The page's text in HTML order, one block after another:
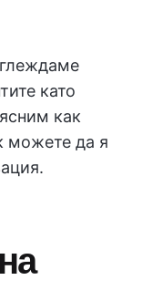
като
как
можете да я